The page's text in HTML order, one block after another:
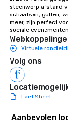
steenworp afstand
schaatsen, golfen,
meer, zijn perfect
sociale
Virtuele
Volg ons
Fact Sheet
Aanbevolen